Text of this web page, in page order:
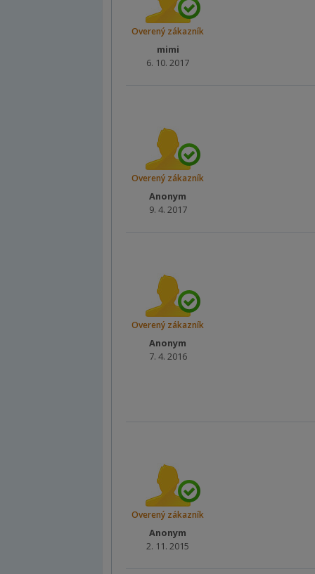
Overený zákazník
mimi
6. 10. 2017
Overený zákazník
Anonym
9. 4. 2017
Overený zákazník
Anonym
7. 4. 2016
Overený zákazník
Anonym
2. 11. 2015